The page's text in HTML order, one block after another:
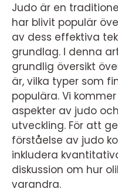
Judo är en
har blivit populär
av dess effektiva
grundlag. I denna
grundlig översikt
är, vilka typer som
populära. Vi
aspekter av judo
utveckling. För att
förståelse av judo
inkludera
diskussion om hur
varandra.